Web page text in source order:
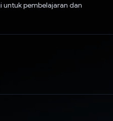
untuk pembelajaran dan